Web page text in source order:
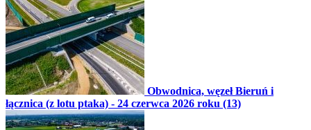
Obwodnica, węzeł Bieruń i
łącznica (z lotu ptaka) - 24 czerwca 2026 roku (13)